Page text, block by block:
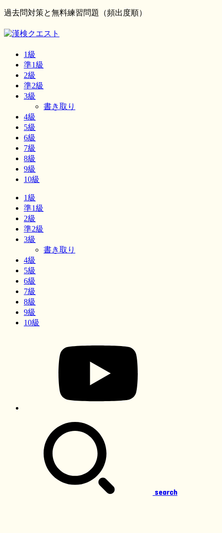
過去問対策と無料練習問題（頻出度順）
1級
準1級
2級
準2級
3級
書き取り
4級
5級
6級
7級
8級
9級
10級
1級
準1級
2級
準2級
3級
書き取り
4級
5級
6級
7級
8級
9級
10級
search